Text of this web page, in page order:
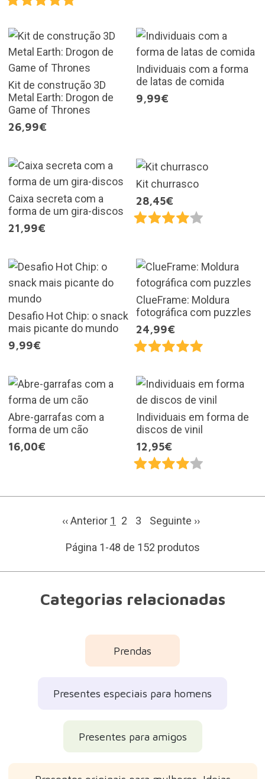
Kit de construção 3D
Metal Earth: Drogon de
Game of Thrones
26,99€
Individuais com a forma
de latas de comida
9,99€
Caixa secreta com a
forma de um gira-discos
21,99€
Kit churrasco
28,45€
Desafio Hot Chip: o snack
mais picante do mundo
9,99€
ClueFrame: Moldura
fotográfica com puzzles
24,99€
Abre-garrafas com a
forma de um cão
16,00€
Individuais em forma de
discos de vinil
12,95€
‹‹ Anterior 1 2 3 Seguinte ››
Página 1-48 de 152 produtos
Categorias relacionadas
Prendas
Presentes especiais para homens
Presentes para amigos